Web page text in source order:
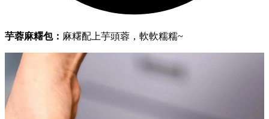
芋蓉麻糬包： 麻糬配上芋頭蓉，軟軟糯糯~